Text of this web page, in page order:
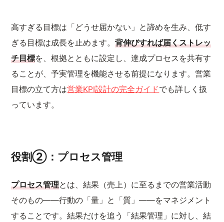
高すぎる目標は「どうせ届かない」と諦めを生み、低す
ぎる目標は成長を止めます。背伸びすれば届くストレッ
チ目標を、根拠とともに設定し、達成プロセスを共有す
ることが、予実管理を機能させる前提になります。営業
目標の立て方は営業KPI設計の完全ガイドでも詳しく扱
っています。
役割②：プロセス管理
プロセス管理とは、結果（売上）に至るまでの営業活動
そのもの——行動の「量」と「質」——をマネジメント
することです。結果だけを追う「結果管理」に対し、結